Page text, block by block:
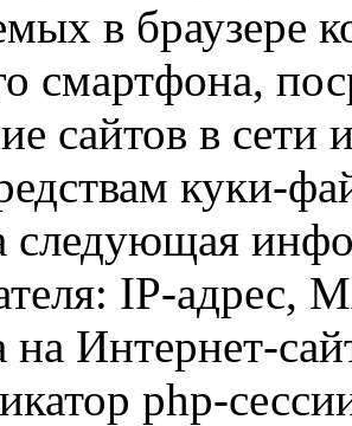
в браузере
смартфона,
сайтов в сети
куки-
следующая
IP-адрес,
на Интернет-
php-